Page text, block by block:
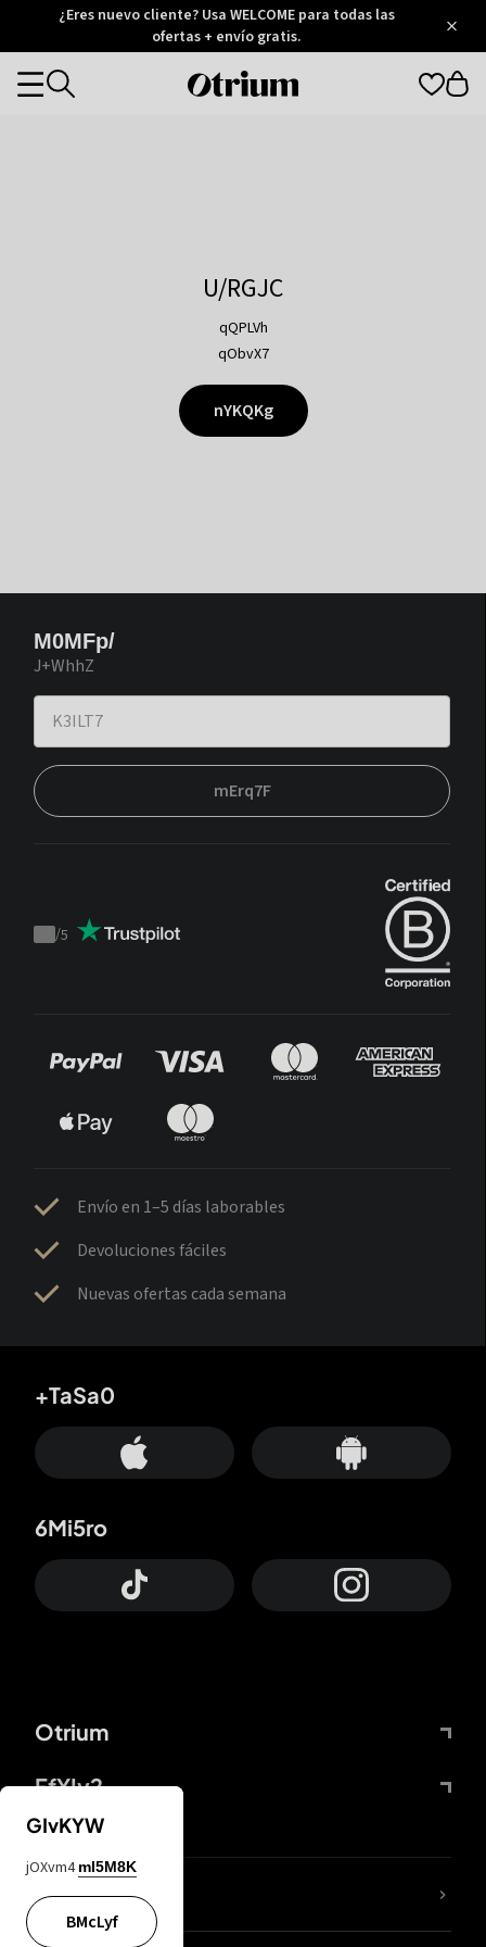
Otrium
Trustpilot
¿Eres nuevo cliente? Usa WELCOME para todas las
ofertas + envío gratis.
Otrium
Categories
U/RGJC
qQPLVh
qObvX7
nYKQKg
M0MFp/
J+WhhZ
mErq7F
Trustpilot
/5
Envío en 1–5 días laborables
Devoluciones fáciles
Nuevas ofertas cada semana
Otrium
FfYIy2
+TaSa0
6Mi5ro
65A04M
GIvKYW
jOXvm4 mI5M8K
BMcLyf